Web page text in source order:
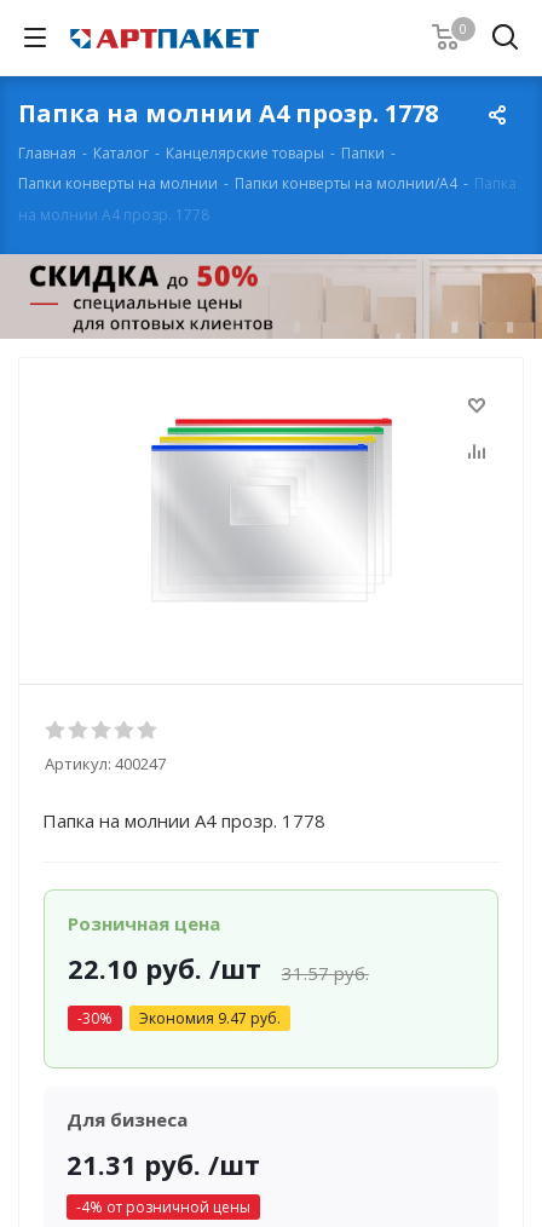
0
Пaпкa на молнии А4 пpoзp. 1778
Главная - Каталог - Канцелярские товары - Папки -
Папки конверты на молнии - Папки конверты на молнии/А4 - Пaпкa
на молнии А4 пpoзp. 1778
Артикул: 400247
Пaпкa на молнии А4 пpoзp. 1778
Розничная цена
22.10 руб. /шт 31.57руб.
-30% Экономия 9.47 руб.
Для бизнеса
21.31 руб. /шт
-4% от розничной цены